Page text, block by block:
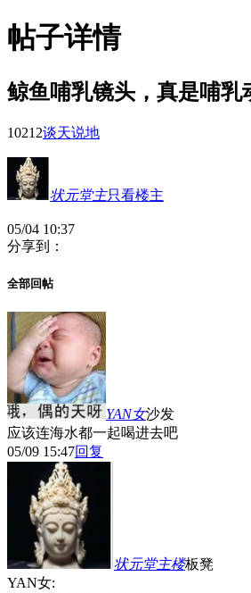
帖子详情
鲸鱼哺乳镜头，真是哺乳
1021 2谈天说地
状元堂主只看楼主
05/04 10:37
分享到：
全部回帖
YAN女沙发
应该连海水都一起喝进去吧
05/09 15:47回复
状元堂主楼板凳
YAN女: